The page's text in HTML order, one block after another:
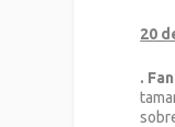
20
.